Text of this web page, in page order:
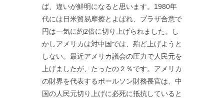
ば、違いが鮮明になると思います。1980年
代には日米貿易摩擦とよばれ、プラザ合意で
円は一気に約2倍に切り上げられました。し
かしアメリカは対中国では、殆ど上げようと
しない。最近アメリカ議会の圧力で人民元を
上げましたが、たったの２％です。アメリカ
の財界を代表するポールソン財務長官は、中
国の人民元切り上げに必死に抵抗していると